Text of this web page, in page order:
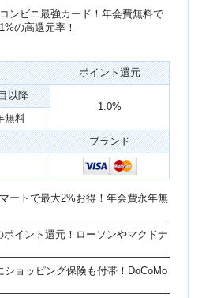
コンビニ最強カード！年会費無料で
1%の高還元率！
ポイント還元
以降
1.0%
無料
ブランド
ートで最大2%お得！年会費永年無
イント還元！ローソンやマクドナ
ショッピング保険も付帯！DoCoMo